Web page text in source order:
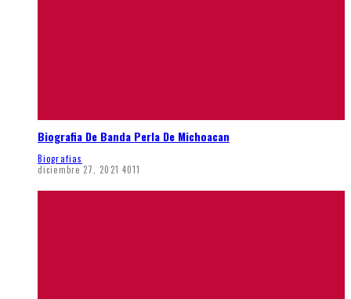
Biografia De Banda Perla De Michoacan
Biografias
diciembre 27, 2021 4011